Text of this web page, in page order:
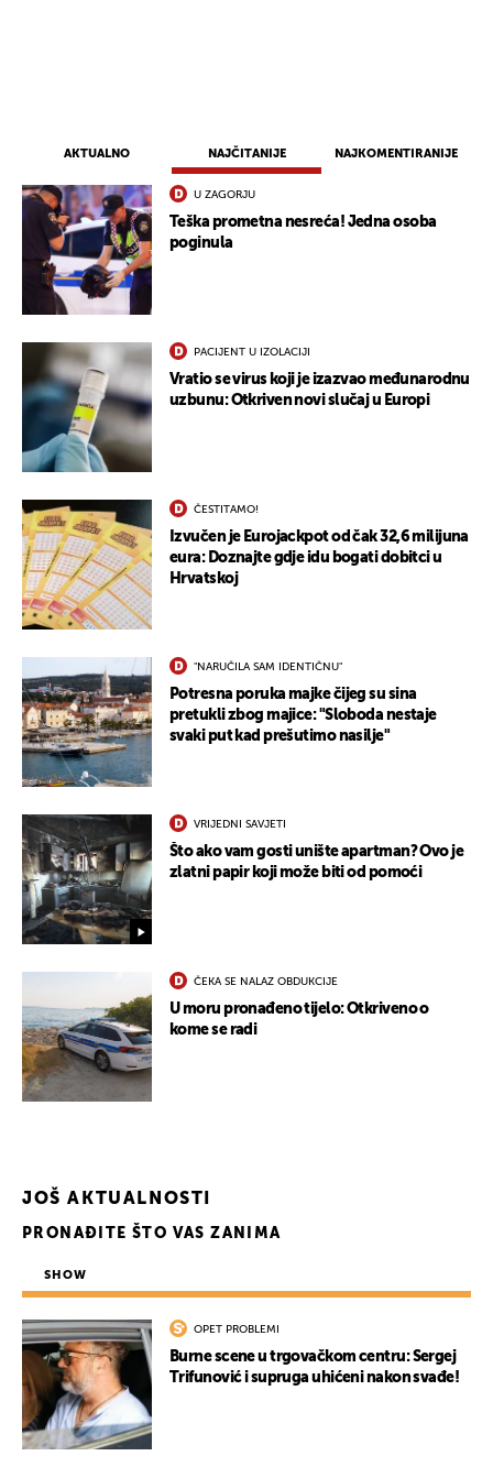
AKTUALNO NAJČITANIJE NAJKOMENTIRANIJE
U ZAGORJU
Teška prometna nesreća! Jedna osoba
poginula
PACIJENT U IZOLACIJI
Vratio se virus koji je izazvao međunarodnu
uzbunu: Otkriven novi slučaj u Europi
ČESTITAMO!
Izvučen je Eurojackpot od čak 32,6 milijuna
eura: Doznajte gdje idu bogati dobitci u
Hrvatskoj
"NARUČILA SAM IDENTIČNU"
Potresna poruka majke čijeg su sina
pretukli zbog majice: "Sloboda nestaje
svaki put kad prešutimo nasilje"
VRIJEDNI SAVJETI
Što ako vam gosti unište apartman? Ovo je
zlatni papir koji može biti od pomoći
ČEKA SE NALAZ OBDUKCIJE
U moru pronađeno tijelo: Otkriveno o
kome se radi
JOŠ AKTUALNOSTI
PRONAĐITE ŠTO VAS ZANIMA
SHOW
OPET PROBLEMI
Burne scene u trgovačkom centru: Sergej
Trifunović i supruga uhićeni nakon svađe!
UKLJUČITE NOTIFIKACIJE